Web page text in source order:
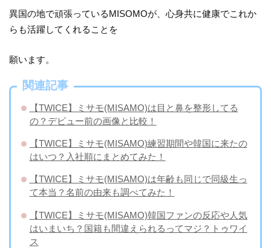
異国の地で頑張っているMISOMOが、心身共に健康でこれか
らも活躍してくれることを
願います。
関連記事
【TWICE】ミサモ(MISAMO)は目と鼻を整形してる
の？デビュー前の画像と比較！
【TWICE】ミサモ(MISAMO)練習期間や韓国に来たの
はいつ？入社順にまとめてみた！
【TWICE】ミサモ(MISAMO)は年齢も同じで同級生っ
て本当？名前の由来も調べてみた！
【TWICE】ミサモ(MISAMO)韓国ファンの反応や人気
はいまいち？国籍も間違えられるってマジ？トゥワイ
ス